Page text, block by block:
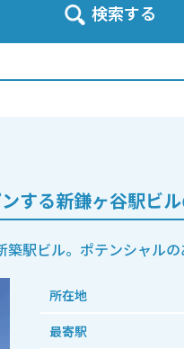
検索する
する新鎌ヶ谷駅ビ
駅ビル。ポテンシャル
所在地
最寄駅